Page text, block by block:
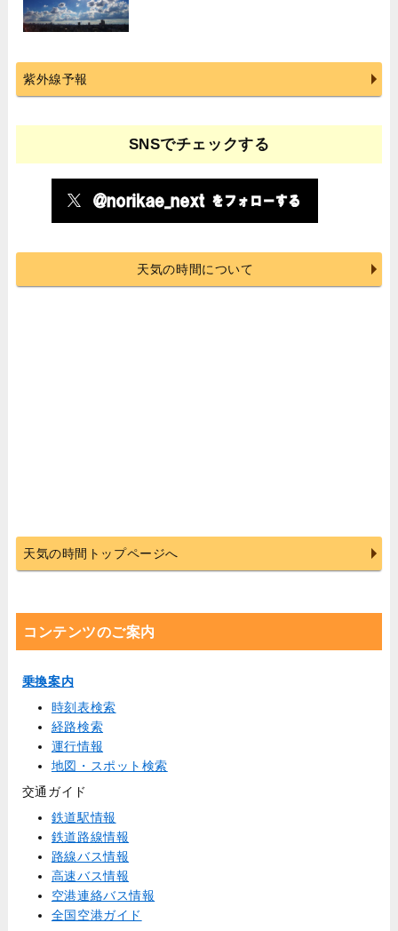
紫外線予報
SNSでチェックする
天気の時間について
天気の時間トップページへ
コンテンツのご案内
乗換案内
時刻表検索
経路検索
運行情報
地図・スポット検索
交通ガイド
鉄道駅情報
鉄道路線情報
路線バス情報
高速バス情報
空港連絡バス情報
全国空港ガイド